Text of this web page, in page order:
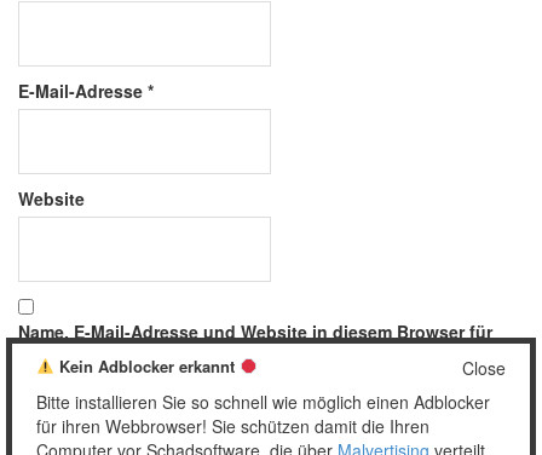
E-Mail-Adresse *
Website
Name, E-Mail-Adresse und Website in diesem Browser für
meinen nächsten Kommentar speichern.
Close
Kein Adblocker erkannt
Bitte installieren Sie so schnell wie möglich einen Adblocker
für ihren Webbrowser! Sie schützen damit die Ihren
Computer vor Schadsoftware, die über Malvertising verteilt